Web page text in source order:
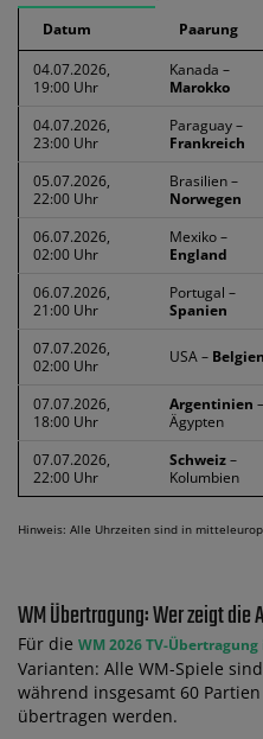
Datum Paarung
04.07.2026,
19:00 Uhr
Kanada –
Marokko
04.07.2026,
23:00 Uhr
Paraguay –
Frankreich
05.07.2026,
22:00 Uhr
Brasilien –
Norwegen
06.07.2026,
02:00 Uhr
Mexiko –
England
06.07.2026,
21:00 Uhr
Portugal –
Spanien
07.07.2026,
02:00 Uhr
USA – Belgien
07.07.2026,
18:00 Uhr
Argentinien –
Ägypten
07.07.2026,
22:00 Uhr
Schweiz–
Kolumbien
Hinweis: Alle Uhrzeiten sind in
WM Übertragung: Wer zeigt
Für die WM 2026 TV-
Varianten: Alle WM-Spiele
während insgesamt 60 Partien
übertragen werden.